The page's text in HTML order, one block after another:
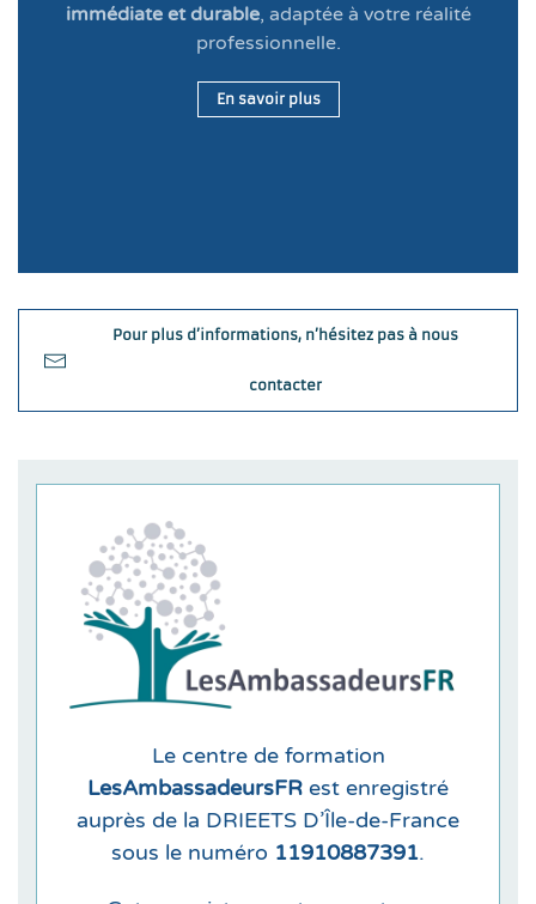
immédiate et durable, adaptée à votre réalité
professionnelle.
En savoir plus
Pour plus d’informations, n’hésitez pas à nous
contacter
Le centre de formation
LesAmbassadeursFR est enregistré
auprès de la DRIEETS D’Île-de-France
sous le numéro 11910887391.